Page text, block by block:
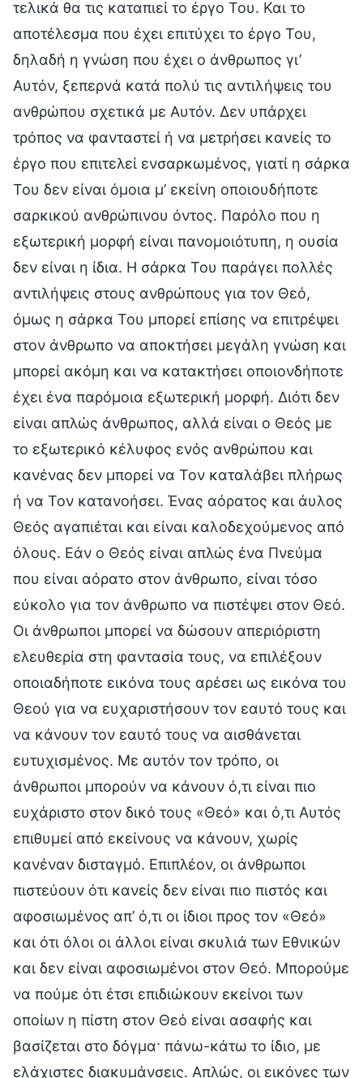
τελικά θα τις καταπιεί το έργο Του. Και το
αποτέλεσμα που έχει επιτύχει το έργο Του,
δηλαδή η γνώση που έχει ο άνθρωπος γι’
Αυτόν, ξεπερνά κατά πολύ τις αντιλήψεις του
ανθρώπου σχετικά με Αυτόν. Δεν υπάρχει
τρόπος να φανταστεί ή να μετρήσει κανείς το
έργο που επιτελεί ενσαρκωμένος, γιατί η σάρκα
Του δεν είναι όμοια μ’ εκείνη οποιουδήποτε
σαρκικού ανθρώπινου όντος. Παρόλο που η
εξωτερική μορφή είναι πανομοιότυπη, η ουσία
δεν είναι η ίδια. Η σάρκα Του παράγει πολλές
αντιλήψεις στους ανθρώπους για τον Θεό,
όμως η σάρκα Του μπορεί επίσης να επιτρέψει
στον άνθρωπο να αποκτήσει μεγάλη γνώση και
μπορεί ακόμη και να κατακτήσει οποιονδήποτε
έχει ένα παρόμοια εξωτερική μορφή. Διότι δεν
είναι απλώς άνθρωπος, αλλά είναι ο Θεός με
το εξωτερικό κέλυφος ενός ανθρώπου και
κανένας δεν μπορεί να Τον καταλάβει πλήρως
ή να Τον κατανοήσει. Ένας αόρατος και άυλος
Θεός αγαπιέται και είναι καλοδεχούμενος από
όλους. Εάν ο Θεός είναι απλώς ένα Πνεύμα
που είναι αόρατο στον άνθρωπο, είναι τόσο
εύκολο για τον άνθρωπο να πιστέψει στον Θεό.
Οι άνθρωποι μπορεί να δώσουν απεριόριστη
ελευθερία στη φαντασία τους, να επιλέξουν
οποιαδήποτε εικόνα τους αρέσει ως εικόνα του
Θεού για να ευχαριστήσουν τον εαυτό τους και
να κάνουν τον εαυτό τους να αισθάνεται
ευτυχισμένος. Με αυτόν τον τρόπο, οι
άνθρωποι μπορούν να κάνουν ό,τι είναι πιο
ευχάριστο στον δικό τους «Θεό» και ό,τι Αυτός
επιθυμεί από εκείνους να κάνουν, χωρίς
κανέναν δισταγμό. Επιπλέον, οι άνθρωποι
πιστεύουν ότι κανείς δεν είναι πιο πιστός και
αφοσιωμένος απ’ ό,τι οι ίδιοι προς τον «Θεό»
και ότι όλοι οι άλλοι είναι σκυλιά των Εθνικών
και δεν είναι αφοσιωμένοι στον Θεό. Μπορούμε
να πούμε ότι έτσι επιδιώκουν εκείνοι των
οποίων η πίστη στον Θεό είναι ασαφής και
βασίζεται στο δόγμα· πάνω-κάτω το ίδιο, με
ελάχιστες διακυμάνσεις. Απλώς, οι εικόνες των